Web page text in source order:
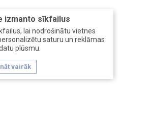
izmanto sīkfailus
lai nodrošinātu vietnes
saturu un reklāmas
plūsmu.
vairāk